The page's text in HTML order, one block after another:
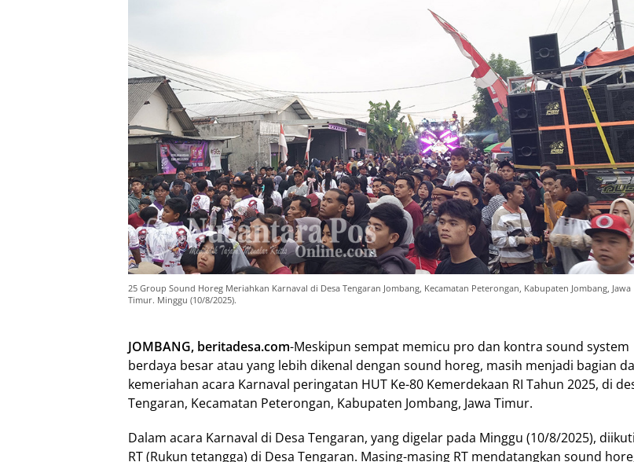
25 Group Sound Horeg Meriahkan Karnaval di Desa Tengaran Jombang, Kecamatan Peterongan, Kabupaten Jombang, Jawa
Timur. Minggu (10/8/2025).
JOMBANG, beritadesa.com-Meskipun sempat memicu pro dan kontra sound system
berdaya besar atau yang lebih dikenal dengan sound horeg, masih menjadi bagian
kemeriahan acara Karnaval peringatan HUT Ke-80 Kemerdekaan RI Tahun 2025, di
Tengaran, Kecamatan Peterongan, Kabupaten Jombang, Jawa Timur.
Dalam acara Karnaval di Desa Tengaran, yang digelar pada Minggu (10/8/2025),
RT (Rukun tetangga) di Desa Tengaran. Masing-masing RT mendatangkan sound